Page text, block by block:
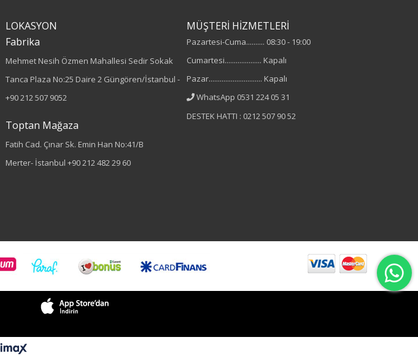
Sezon : YAZLIK
Siyah
LOKASYON
Fabrika
Mehmet Nesih Özmen Mahallesi Sedir Sokak
Tanca Plaza No:25 Daire 2 Güngören/İstanbul -
+90 212 507 9052
Toptan Mağaza
Fatih Cad. Çınar Sk. Emin Han No:41/B
Merter- İstanbul +90 212 482 29 60
MÜŞTERİ HİZMETLERİ
Pazartesi-Cuma.......... 08:30 - 19:00
Cumartesi.................... Kapalı
Pazar............................. Kapalı
WhatsApp 0531 224 05 31
DESTEK HATTI : 0212 507 90 52